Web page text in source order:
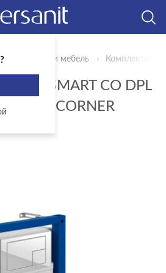
Сантехника и мебель
SMART CO DPL
PRO + CORNER